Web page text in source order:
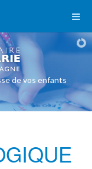
de vos enfants